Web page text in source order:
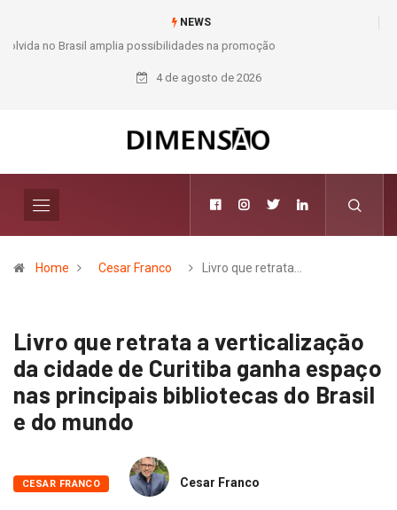
NEWS
Moda e Arte
4 de agosto de 2026
Home Cesar Franco Livro que retrata…
Livro que retrata a verticalização
da cidade de Curitiba ganha espaço
nas principais bibliotecas do Brasil
e do mundo
CESAR FRANCO Cesar Franco